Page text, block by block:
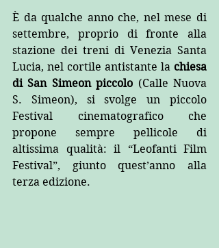
È da qualche anno che, nel mese di
settembre, proprio di fronte alla
stazione dei treni di Venezia Santa
Lucia, nel cortile antistante la chiesa
di San Simeon piccolo (Calle Nuova
S. Simeon), si svolge un piccolo
Festival cinematografico che
propone sempre pellicole di
altissima qualità: il “Leofanti Film
Festival”, giunto quest’anno alla
terza edizione.